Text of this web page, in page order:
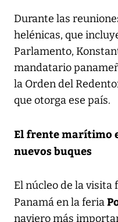
Durante las
helénicas, que
Parlamento,
mandatario
la Orden del
que otorga ese país.
El frente marítimo
nuevos buques
El núcleo de la visita
Panamá en la feria
naviero más